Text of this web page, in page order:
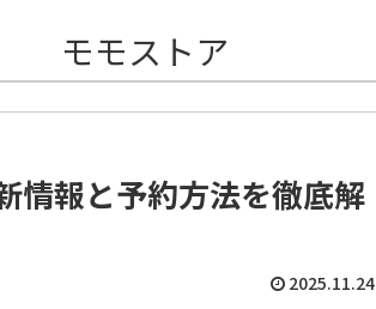
モモストア
情報と予約方法を徹底解
2025.11.24